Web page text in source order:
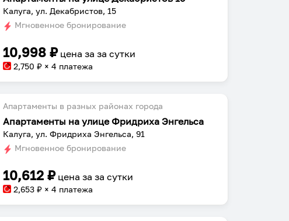
Калуга, ул. Декабристов, 15
Мгновенное бронирование
10,998 ₽ цена заза сутки
2,750 ₽ × 4 платежа
Апартаменты в разных районах города
Апартаменты на улице Фридриха Энгельса
Калуга, ул. Фридриха Энгельса, 91
Мгновенное бронирование
10,612 ₽ цена заза сутки
2,653 ₽ × 4 платежа